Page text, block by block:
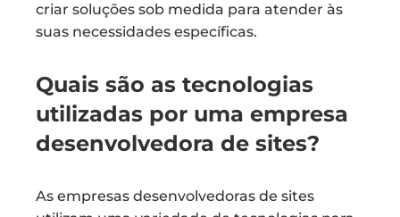
criar soluções sob medida para atender às
suas necessidades específicas.
Quais são as tecnologias
utilizadas por uma empresa
desenvolvedora de sites?
As empresas desenvolvedoras de sites